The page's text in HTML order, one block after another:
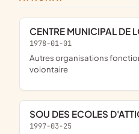
CENTRE MUNICIPAL DE
1978-01-01
Autres organisations fonctionnant par adhésion
volontaire
SOU DES ECOLES
1997-03-25